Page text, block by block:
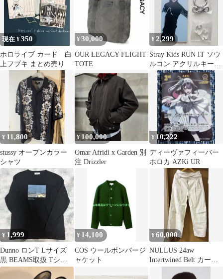
現在 ¥350
ホロライブ カード 白
上フブキ まとめ売り
¥ 30,000
OUR LEGACY FLIGHT
TOTE
¥2,299
Stray Kids RUN IT ソウ
ルコン アクリルキーリ
ング ヒョンジン
¥ 11,800
stussy オープンカラー
シャツ
¥ 100,000
Omar Afridi x Garden 別
注 Drizzler
¥ 10,222
ディーヴァフィーバー
ホロカ AZKi UR
¥ 1,999
Dunno ロンT Lサイズ
黒 BEAMS取扱 Tシャ
ツ
¥ 14,100
COS ウールボンバージ
ャケット
¥60,000
NULLUS 24aw
Intertwined Belt カーブ